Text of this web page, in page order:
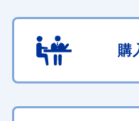
購